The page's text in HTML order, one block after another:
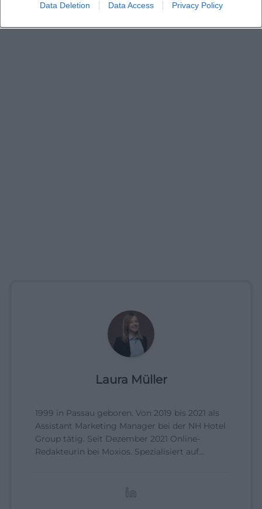
Data Deletion Data Access Privacy Policy
Laura Müller
1999 in Passau geboren. Von 2019 bis 2021 als
Assistant Marketing Manager bei der NH Hotel
Group tätig. Seit Dezember 2021 Online-
Redakteurin bei Moxios. Spezialisiert auf